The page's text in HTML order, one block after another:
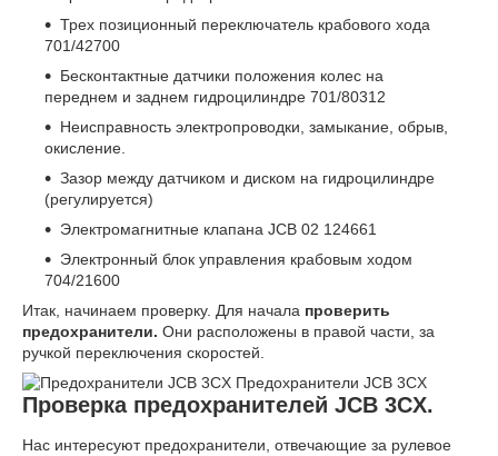
Трех позиционный переключатель крабового хода
701/42700
Бесконтактные датчики положения колес на
переднем и заднем гидроцилиндре 701/80312
Неисправность электропроводки, замыкание, обрыв,
окисление.
Зазор между датчиком и диском на гидроцилиндре
(регулируется)
Электромагнитные клапана JCB 02 124661
Электронный блок управления крабовым ходом
704/21600
Итак, начинаем проверку. Для начала проверить
предохранители. Они расположены в правой части, за
ручкой переключения скоростей.
Предохранители JCB 3CX
Проверка предохранителей JCB 3CX.
Нас интересуют предохранители, отвечающие за рулевое